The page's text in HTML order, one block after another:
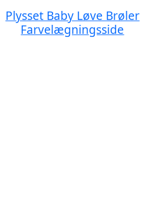
Plysset Baby Løve Brøler
Farvelægningsside